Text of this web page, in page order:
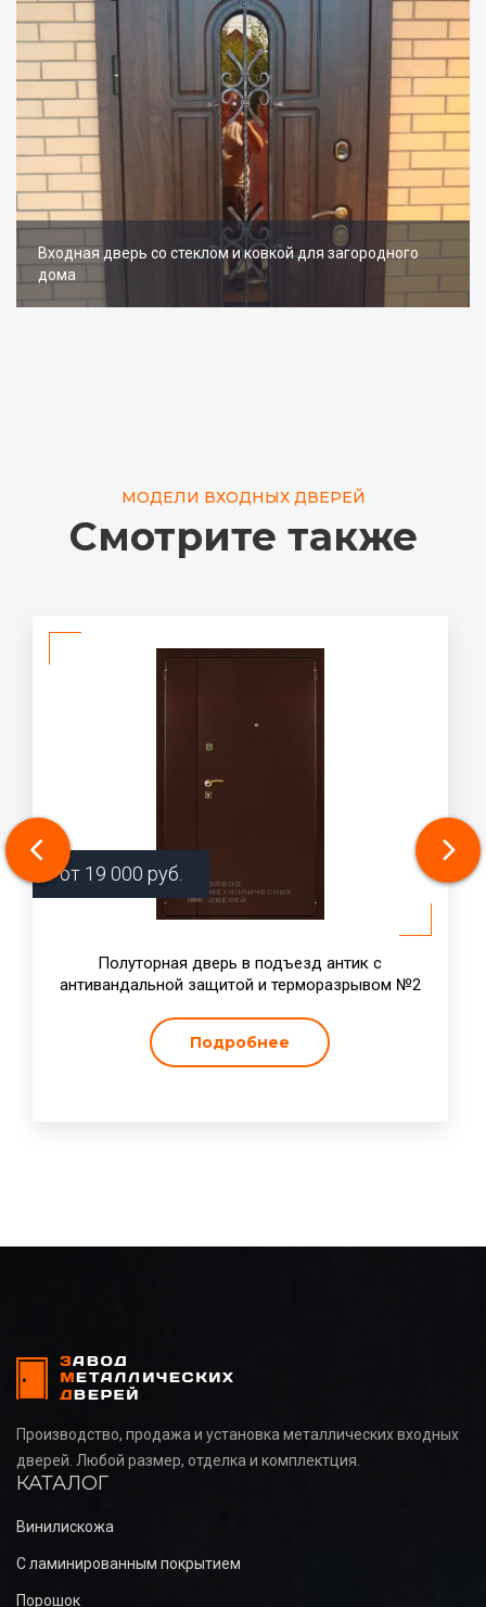
Входная дверь со стеклом и ковкой для загородного
дома
МОДЕЛИ ВХОДНЫХ ДВЕРЕЙ
Смотрите также
от 19 000 руб.
Полуторная дверь в подъезд антик с
антивандальной защитой и терморазрывом №2
Подробнее
Производство, продажа и установка металлических входных
дверей. Любой размер, отделка и комплектция.
КАТАЛОГ
Винилискожа
С ламинированным покрытием
Порошок